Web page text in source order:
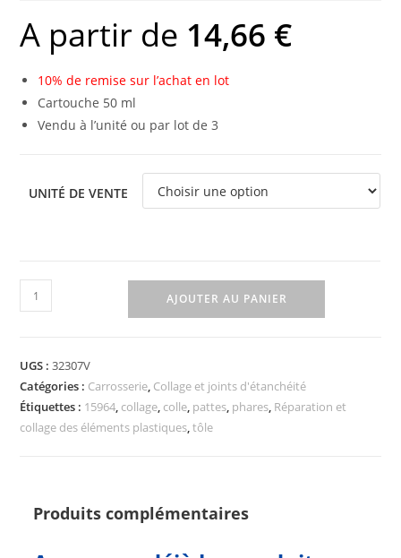
A partir de 14,66 €
10% de remise sur l’achat en lot
Cartouche 50 ml
Vendu à l’unité ou par lot de 3
UNITÉ DE VENTE
AJOUTER AU PANIER
UGS :32307V
Catégories : Carrosserie, Collage et joints d'étanchéité
Étiquettes : 15964, collage, colle, pattes, phares, Réparation et
collage des éléments plastiques,tôle
Produits complémentaires